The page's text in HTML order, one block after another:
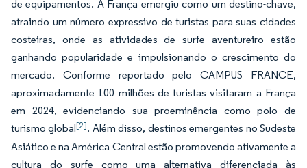
de equipamentos. A França emergiu como um destino-chave,
atraindo um número expressivo de turistas para suas cidades
costeiras, onde as atividades de surfe aventureiro estão
ganhando popularidade e impulsionando o crescimento do
mercado. Conforme reportado pelo CAMPUS FRANCE,
aproximadamente 100 milhões de turistas visitaram a França
em 2024, evidenciando sua proeminência como polo de
turismo global[2]. Além disso, destinos emergentes no Sudeste
Asiático e na América Central estão promovendo ativamente a
cultura do surfe como uma alternativa diferenciada às